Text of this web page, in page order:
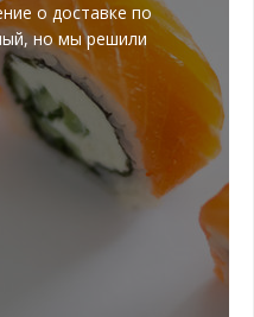
о доставке по
но мы решили